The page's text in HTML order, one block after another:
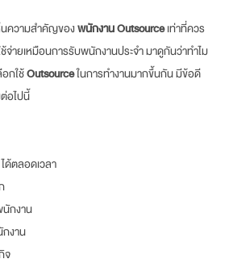
นความสำคัญของพนักงาน Outsourceเท่าที่ควร
จ่ายเหมือนการรับพนักงานประจำ มาดูกันว่าทำไม
กใช้Outsourceในการทำงานมากขึ้นกัน มีข้อดี
อไปนี้
ได้ตลอดเวลา
กงาน
งาน
จ